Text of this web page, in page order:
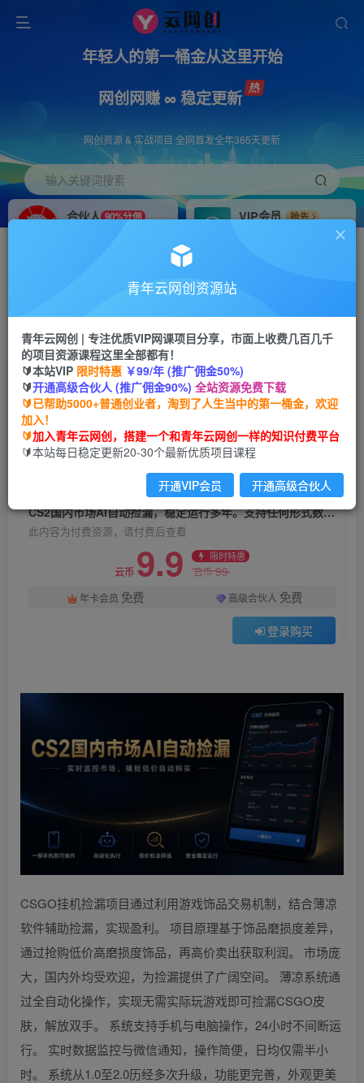
年轻人的第一桶金从这里开始
网创网赚 ∞ 稳定更新
网创资源 & 实战项目 全网首发全年365天更新
输入关键词搜索
合伙人 90%分佣
VIP会员
抢先
搭建同款网站，自己当老板
首页 创业课程 会员免费 正文
CS2国内市场AI自动捡漏，稳定运行多年。支持任
何形式数据验证，日入300+
青年云网创
33天前发布
关注 私信
CS2国内市场AI自动捡漏，稳定运行多年。支持任何形式数据验证，日入300+
此内容为付费资源，请付费后查看
云币 9.9 限时特惠
云币99
年卡会员 免费 高级合伙人 免费
登录购买
CSGO挂机捡漏项目通过利用游戏饰品交易机制，结合薄凉
软件辅助捡漏，实现盈利。 项目原理基于饰品磨损度差异，
通过抢购低价高磨损度饰品，再高价卖出获取利润。 市场庞
大，国内外均受欢迎，为捡漏提供了广阔空间。 薄凉系统通
过全自动化操作，实现无需实际玩游戏即可捡漏CSGO皮
肤，解放双手。 系统支持手机与电脑操作，24小时不间断运
行。 实时数据监控与微信通知，操作简便，日均仅需半小
时。 系统从1.0至2.0历经多次升级，功能更完善，外观更美
青年云网创资源站
青年云网创 | 专注优质VIP网课项目分享，市面上收费几百几千
的项目资源课程这里全部都有！
🔰本站VIP 限时特惠 ￥99/年 (推广佣金50%)
🔰开通高级合伙人 (推广佣金90%) 全站资源免费下载
🔰已帮助5000+普通创业者，淘到了人生当中的第一桶金，欢迎
加入！
🔰加入青年云网创，搭建一个和青年云网创一样的知识付费平台
🔰本站每日稳定更新20-30个最新优质项目课程
开通VIP会员 开通高级合伙人